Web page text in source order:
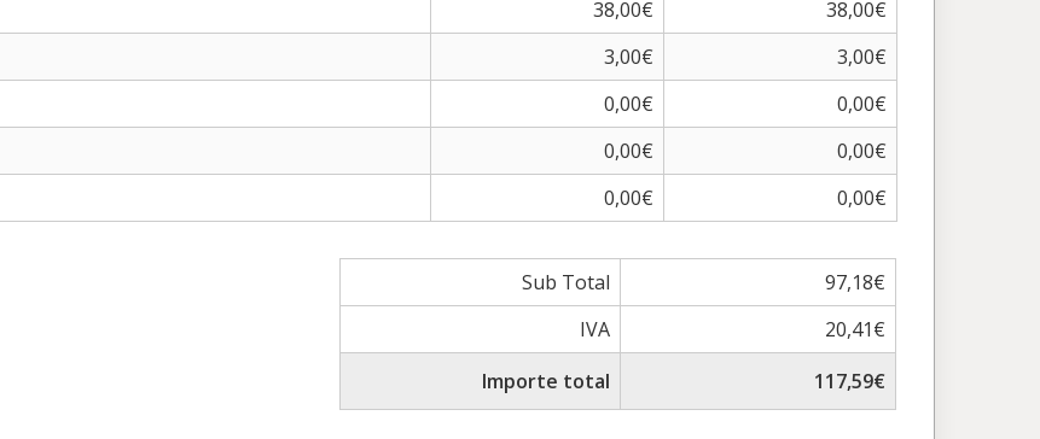
38,00€
38,00€
3,00€
3,00€
0,00€
0,00€
0,00€
0,00€
0,00€ 0,00€
Sub Total
97,18€
IVA
20,41€
Importe total
117,59€